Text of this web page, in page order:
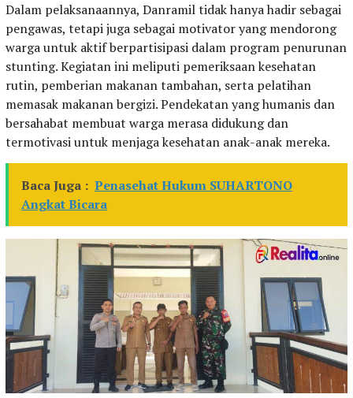
Dalam pelaksanaannya, Danramil tidak hanya hadir sebagai
pengawas, tetapi juga sebagai motivator yang mendorong
warga untuk aktif berpartisipasi dalam program penurunan
stunting. Kegiatan ini meliputi pemeriksaan kesehatan
rutin, pemberian makanan tambahan, serta pelatihan
memasak makanan bergizi. Pendekatan yang humanis dan
bersahabat membuat warga merasa didukung dan
termotivasi untuk menjaga kesehatan anak-anak mereka.
Baca Juga : Penasehat Hukum SUHARTONO
Angkat Bicara